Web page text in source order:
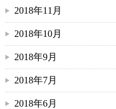
2018年11月
2018年10月
2018年9月
2018年7月
2018年6月